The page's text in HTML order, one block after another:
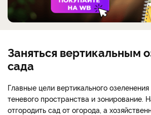
Заняться вертикальным
сада
Главные цели вертикального
теневого пространства и зонирование.
отгородить сад от огорода, а